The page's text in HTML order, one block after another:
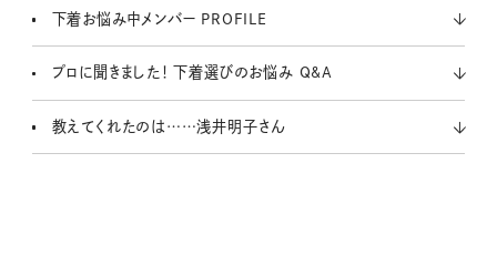
下着お悩み中メンバー PROFILE
プロに聞きました！ 下着選びのお悩み Q&A
教えてくれたのは……浅井明子さん